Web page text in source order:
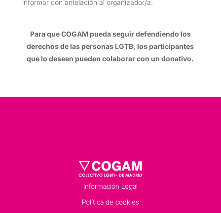
informar con antelación al organizador/a.
Para que COGAM pueda seguir defendiendo los
derechos de las personas LGTB, los participantes
que lo deseen pueden colaborar con un donativo.
Información Legal
Política de cookies